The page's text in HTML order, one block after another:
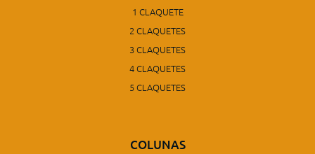
1 CLAQUETE
2 CLAQUETES
3 CLAQUETES
4 CLAQUETES
5 CLAQUETES
COLUNAS